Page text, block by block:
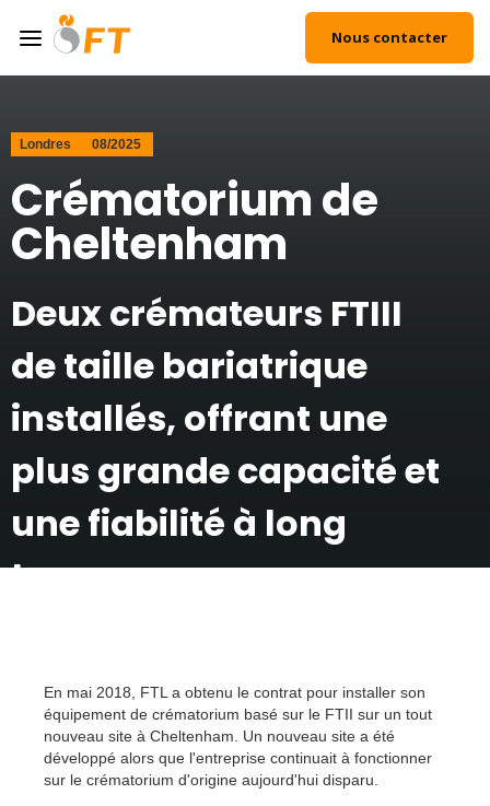
Nous contacter
Accueil/ Cas d'utilisation Crématorium de Cheltenham
Londres 08/2025
Crématorium de
Cheltenham
Deux crémateurs FTIII
de taille bariatrique
installés, offrant une
plus grande capacité et
une fiabilité à long
terme
En mai 2018, FTL a obtenu le contrat pour installer son
équipement de crématorium basé sur le FTII sur un tout
nouveau site à Cheltenham. Un nouveau site a été
développé alors que l'entreprise continuait à fonctionner
sur le crématorium d'origine aujourd'hui disparu.